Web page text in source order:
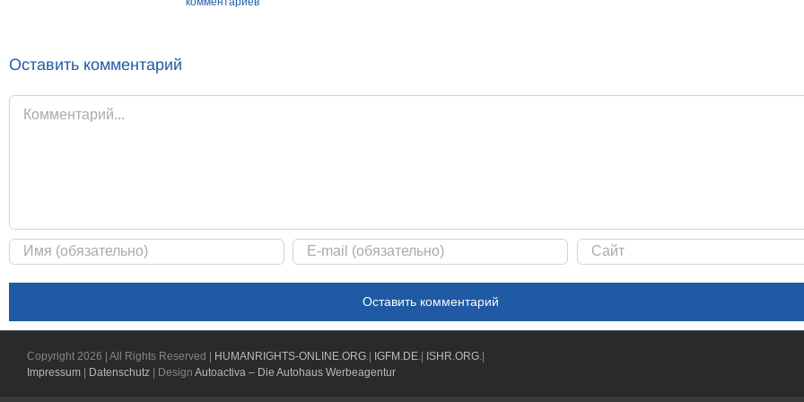
Оставить комментарий
Комментарий
Copyright 2026 | All Rights Reserved | HUMANRIGHTS-ONLINE.ORG.| IGFM.DE.| ISHR.ORG.|
Impressum
Datenschutz | Design Autoactiva – Die Autohaus Werbeagentur